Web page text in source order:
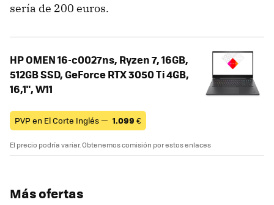
sería de 200 euros.
HP OMEN 16-c0027ns, Ryzen 7, 16GB,
512GB SSD, GeForce RTX 3050 Ti 4GB,
16,1", W11
PVP en El Corte Inglés — 1.099 €
El precio podría variar. Obtenemos comisión por estos enlaces
Más ofertas